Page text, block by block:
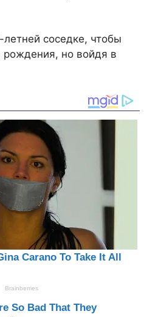
соседке, чтобы
рождения, но войдя в